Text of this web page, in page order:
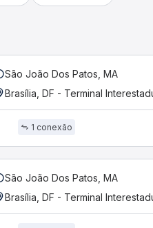
São João Dos Patos, MA
Brasília, DF - Terminal
1 conexão
São João Dos Patos, MA
Brasília, DF - Terminal